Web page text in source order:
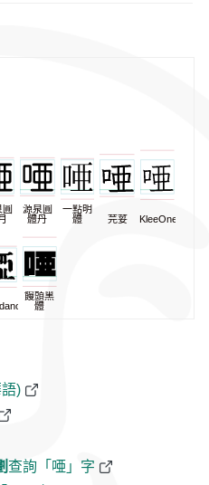
圓
源泉圓
體丹
一點明
體
芫荽 KleeOne
饅頭黑
體
)
查詢「唖」字